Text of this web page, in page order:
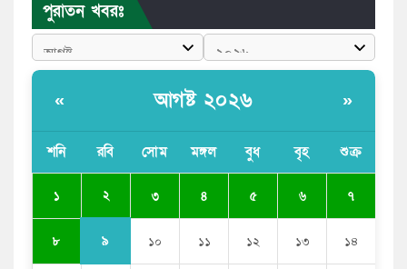
পুলিশকে পিটিয়ে রক্তাক্ত করেছি এ দৃশ্য কি আপনারা দেখেননি:
এনসিপি নেতা
সরকার
সজীব ওয়াজেদ জয়
পুরাতন খবরঃ
« আগষ্ট ২০২৬ »
শনি রবি সোম মঙ্গল বুধ বৃহ শুক্র
১ ২ ৩ ৪ ৫ ৬ ৭
৮ ৯ ১০ ১১ ১২ ১৩ ১৪